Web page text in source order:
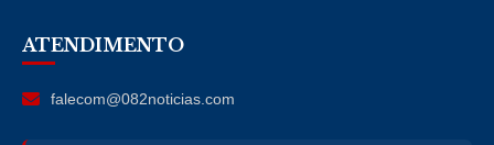
ATENDIMENTO
falecom@082noticias.com